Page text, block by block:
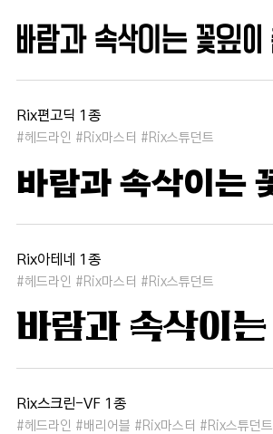
Rix편고딕 1종
#헤드라인 #Rix마스터 #Rix스튜던트
Rix아테네 1종
#헤드라인 #Rix마스터 #Rix스튜던트
Rix스크린-VF 1종
#헤드라인 #배리어블 #Rix마스터 #Rix스튜던트